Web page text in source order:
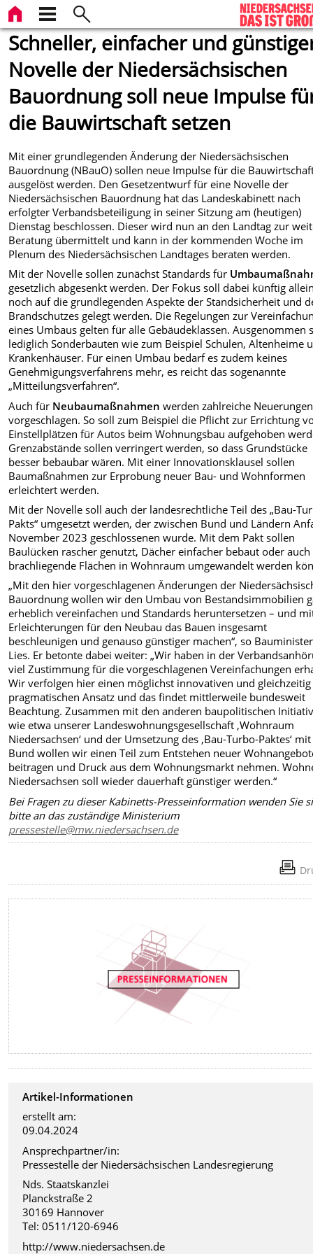
Schneller, einfacher und
Novelle der Niedersächsischen
Bauordnung soll neue Impulse
die Bauwirtschaft setzen
Mit einer grundlegenden Änderung der Niedersächsischen
Bauordnung (NBauO) sollen neue Impulse für die
ausgelöst werden. Den Gesetzentwurf für eine Novelle der
Niedersächsischen Bauordnung hat das Landeskabinett nach
erfolgter Verbandsbeteiligung in seiner Sitzung am (heutigen)
Dienstag beschlossen. Dieser wird nun an den Landtag zur
Beratung übermittelt und kann in der kommenden Woche im
Plenum des Niedersächsischen Landtages beraten werden.
Mit der Novelle sollen zunächst Standards für
gesetzlich abgesenkt werden. Der Fokus soll dabei künftig
noch auf die grundlegenden Aspekte der Standsicherheit und
Brandschutzes gelegt werden. Die Regelungen zur
eines Umbaus gelten für alle Gebäudeklassen. Ausgenommen
lediglich Sonderbauten wie zum Beispiel Schulen, Altenheime
Krankenhäuser. Für einen Umbau bedarf es zudem keines
Genehmigungsverfahrens mehr, es reicht das sogenannte
„Mitteilungsverfahren“.
Auch für Neubaumaßnahmen werden zahlreiche Neuerungen
vorgeschlagen. So soll zum Beispiel die Pflicht zur Errichtung
Einstellplätzen für Autos beim Wohnungsbau aufgehoben
Grenzabstände sollen verringert werden, so dass Grundstücke
besser bebaubar wären. Mit einer Innovationsklausel sollen
Baumaßnahmen zur Erprobung neuer Bau- und Wohnformen
erleichtert werden.
Mit der Novelle soll auch der landesrechtliche Teil des „Bau-
Pakts“ umgesetzt werden, der zwischen Bund und Ländern
November 2023 geschlossenen wurde. Mit dem Pakt sollen
Baulücken rascher genutzt, Dächer einfacher bebaut oder auch
brachliegende Flächen in Wohnraum umgewandelt werden
„Mit den hier vorgeschlagenen Änderungen der
Bauordnung wollen wir den Umbau von Bestandsimmobilien
erheblich vereinfachen und Standards heruntersetzen – und
Erleichterungen für den Neubau das Bauen insgesamt
beschleunigen und genauso günstiger machen“, so
Lies. Er betonte dabei weiter: „Wir haben in der
viel Zustimmung für die vorgeschlagenen Vereinfachungen
Wir verfolgen hier einen möglichst innovativen und gleichzeitig
pragmatischen Ansatz und das findet mittlerweile bundesweit
Beachtung. Zusammen mit den anderen baupolitischen
wie etwa unserer Landeswohnungsgesellschaft ‚Wohnraum
Niedersachsen‘ und der Umsetzung des ‚Bau-Turbo-Paktes‘
Bund wollen wir einen Teil zum Entstehen neuer
beitragen und Druck aus dem Wohnungsmarkt nehmen.
Niedersachsen soll wieder dauerhaft günstiger werden.“
Bei Fragen zu dieser Kabinetts-Presseinformation wenden Sie
bitte an das zuständige Ministerium
pressestelle@mw.niedersachsen.de
Artikel-Informationen
erstellt am:
09.04.2024
Ansprechpartner/in:
Pressestelle der Niedersächsischen Landesregierung
Nds. Staatskanzlei
Planckstraße 2
30169 Hannover
Tel: 0511/120-6946
http://www.niedersachsen.de